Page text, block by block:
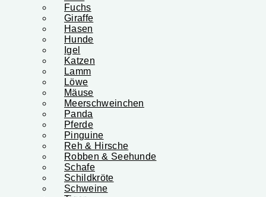
Fuchs
Giraffe
Hasen
Hunde
Igel
Katzen
Lamm
Löwe
Mäuse
Meerschweinchen
Panda
Pferde
Pinguine
Reh & Hirsche
Robben & Seehunde
Schafe
Schildkröte
Schweine